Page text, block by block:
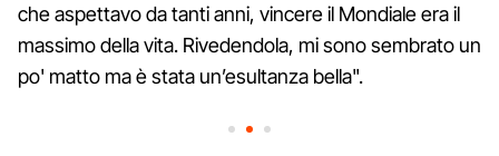
che aspettavo da tanti anni, vincere il Mondiale era il
massimo della vita. Rivedendola, mi sono sembrato un
po' matto ma è stata un’esultanza bella".